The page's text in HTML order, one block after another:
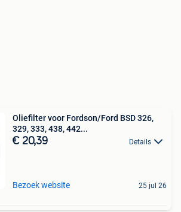
Oliefilter voor Fordson/Ford BSD 326,
329, 333, 438, 442...
€ 20,39 Details
Bezoek website 25 jul 26